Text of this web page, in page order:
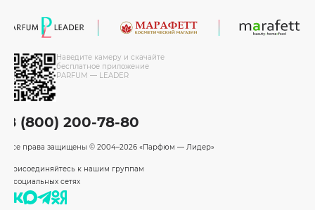
Наведите камеру и скачайте
бесплатное приложение
PARFUM — LEADER
8 (800) 200-78-80
Все права защищены © 2004–2026 «Парфюм — Лидер»
Присоединяйтесь к нашим группам
в социальных сетях